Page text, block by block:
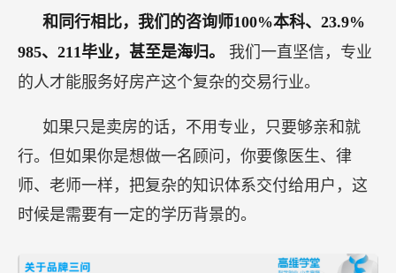
和同行相比，我们的咨询师100%本科、23.9%
985、211毕业，甚至是海归。 我们一直坚信，专业
的人才能服务好房产这个复杂的交易行业。
如果只是卖房的话，不用专业，只要够亲和就
行。但如果你是想做一名顾问，你要像医生、律
师、老师一样，把复杂的知识体系交付给用户，这
时候是需要有一定的学历背景的。